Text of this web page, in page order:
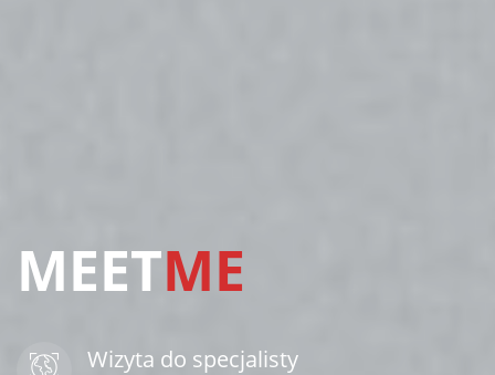
MEETME
Wizyta do specjalisty